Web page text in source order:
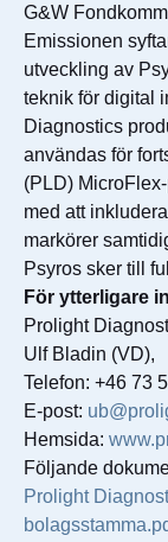
G&W
Emissionen
utveckling av
teknik för digital
Diagnostics
användas för
(PLD)
med att
markörer
Psyros sker till
För ytterligare
Prolight
Ulf Bladin (VD),
Telefon: +46 73
E-post:
Hemsida:
Följande
Prolight